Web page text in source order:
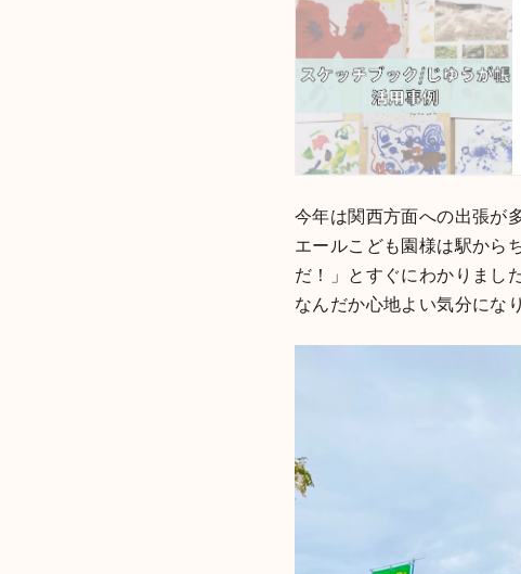
今年は関西方面への出張が
エールこども園様は駅から
だ！」とすぐにわかりまし
なんだか心地よい気分にな